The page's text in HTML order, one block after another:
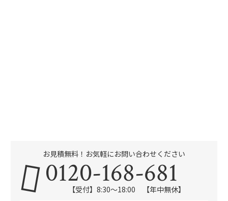
お見積無料！お気軽にお問い合わせください
0120-168-681
【受付】8:30～18:00 【年中無休】